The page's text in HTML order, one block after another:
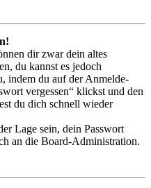
dir zwar dein altes
du kannst es jedoch
indem du auf der Anmelde-
vergessen“ klickst und den
du dich schnell wieder
Lage sein, dein Passwort
an die Board-Administration.